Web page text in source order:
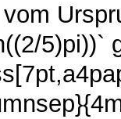
5)pi))`